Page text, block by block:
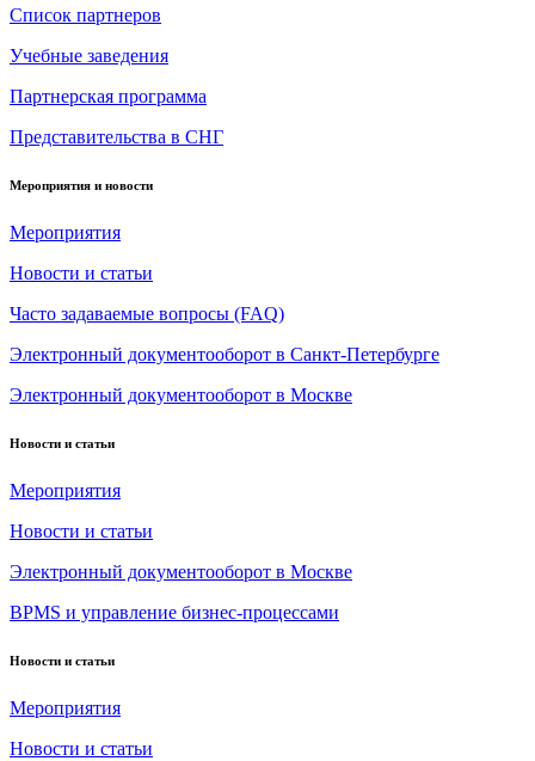
Список партнеров
Учебные заведения
Партнерская программа
Представительства в СНГ
Мероприятия и новости
Мероприятия
Новости и статьи
Часто задаваемые вопросы (FAQ)
Электронный документооборот в Санкт-Петербурге
Электронный документооборот в Москве
Новости и статьи
Мероприятия
Новости и статьи
Электронный документооборот в Москве
BPMS и управление бизнес-процессами
Новости и статьи
Мероприятия
Новости и статьи